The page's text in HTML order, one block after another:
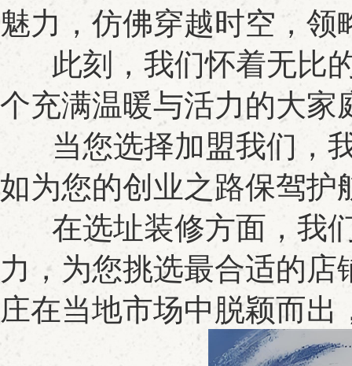
魅力，仿佛穿越时空，
此刻，我们怀着无比的
个充满温暖与活力的大家
当您选择加盟我们，
如为您的创业之路保驾护
在选址装修方面，我
力，为您挑选最合适的
庄在当地市场中脱颖而